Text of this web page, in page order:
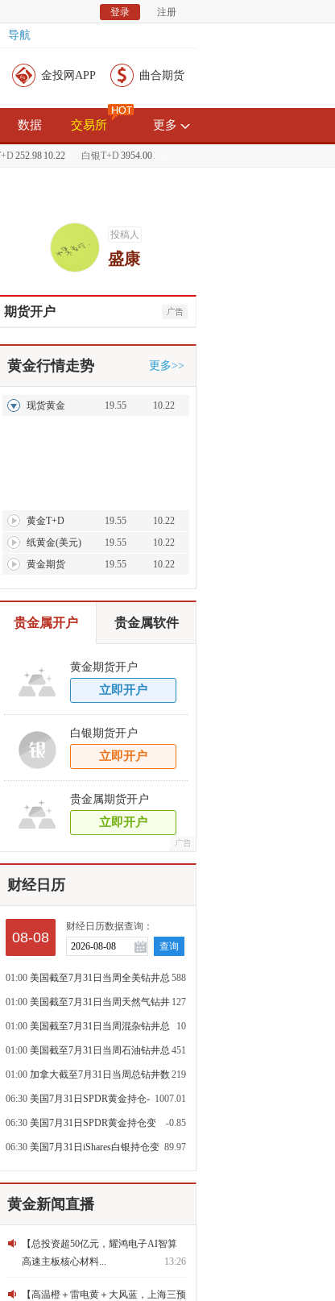
注册
登录
导航
金投网APP 曲合期货
更多
数据 交易所
252.9810.22 白银T+D3954.00210.00
投稿人
盛康
期货开户
更多>>
黄金行情走势
现货黄金 19.55 10.22
黄金T+D 19.55
10.22
纸黄金(美元)
19.55
10.22
黄金期货
19.55 10.22
贵金属开户 贵金属软件
黄金期货开户
立即开户
白银期货开户
立即开户
贵金属期货开户
立即开户
财经日历
08-08
财经日历数据查询：
588
01:00 美国截至7月31日当周全美钻井总
数 127
01:00 美国截至7月31日当周天然气钻井
总数 10
01:00 美国截至7月31日当周混杂钻井总
数 451
01:00 美国截至7月31日当周石油钻井总
数 219
01:00 加拿大截至7月31日当周总钻井数
量 1007.01
06:30 美国7月31日SPDR黄金持仓-
每日更新吨 -0.85
06:30 美国7月31日SPDR黄金持仓变
动-每日吨 89.97
06:30 美国7月31日iShares白银持仓变
动-每日吨
黄金新闻直播
13:26
【总投资超50亿元，耀鸿电子AI智算
高速主板核心材料...
【高温橙＋雷电黄＋大风蓝，上海三预